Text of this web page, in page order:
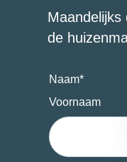
de
Naam*
Voornaam